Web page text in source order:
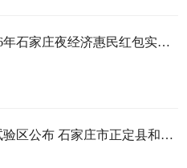
石家庄市商务局关于发布2026年石家庄夜经济惠民红包实施细则的公告
首批省级基层卫生健康综合试验区公布 石家庄市正定县和鹿泉区入选